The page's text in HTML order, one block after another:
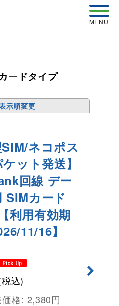
ードタイプ
示順変更
り込む
SIM/ネコポス
ット発送】
回線 デー
SIMカード
利用有効期
11/16】
込)
格: 2,380円